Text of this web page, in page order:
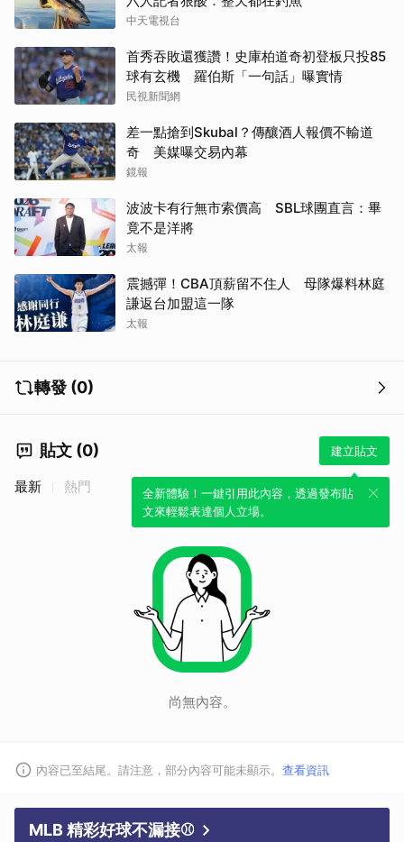
中天電視台
首秀吞敗還獲讚！史庫柏道奇初登板只投85
球有玄機 羅伯斯「一句話」曝實情
民視新聞網
差一點搶到Skubal？傳釀酒人報價不輸道
奇 美媒曝交易內幕
鏡報
波波卡有行無市索價高 SBL球團直言：畢
竟不是洋將
太報
震撼彈！CBA頂薪留不住人 母隊爆料林庭
謙返台加盟這一隊
太報
轉發 (0)
貼文 (0) 建立貼文
全新體驗！一鍵引用此內容，透過發布貼
文來輕鬆表達個人立場。
最新 熱門
尚無內容。
內容已至結尾。請注意，部分內容可能未顯示。 查看資訊
MLB 精彩好球不漏接⚾